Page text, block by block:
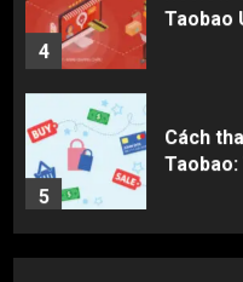
4
Taobao
5
Cách
Taobao: